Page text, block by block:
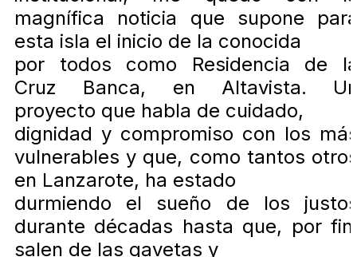
magnífica noticia que supone
esta isla el inicio de la conocida
por todos como Residencia de
Cruz Banca, en Altavista.
proyecto que habla de cuidado,
dignidad y compromiso con los
vulnerables y que, como tantos
en Lanzarote, ha estado
durmiendo el sueño de los
durante décadas hasta que, por
salen de las gavetas y